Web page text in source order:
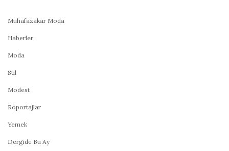
Muhafazakar Moda
Haberler
Moda
Stil
Modest
Röportajlar
Yemek
Dergide Bu Ay